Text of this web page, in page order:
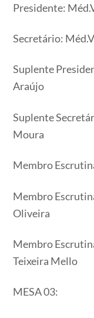
Presidente:
Secretário:
Suplente
Araújo
Suplente
Moura
Membro
Membro
Oliveira
Membro
Teixeira Mello
MESA 03: